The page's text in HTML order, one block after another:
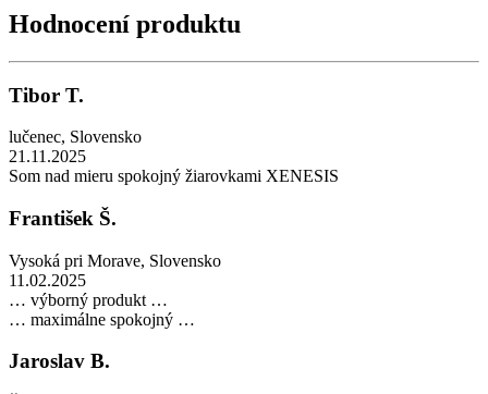
Hodnocení produktu
Tibor T.
lučenec, Slovensko
21.11.2025
Som nad mieru spokojný žiarovkami XENESIS
František Š.
Vysoká pri Morave, Slovensko
11.02.2025
… výborný produkt …
… maximálne spokojný …
Jaroslav B.